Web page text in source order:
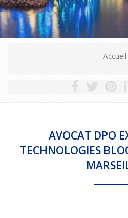
Contact
Accueil
AVOCAT DPO
TECHNOLOGIES